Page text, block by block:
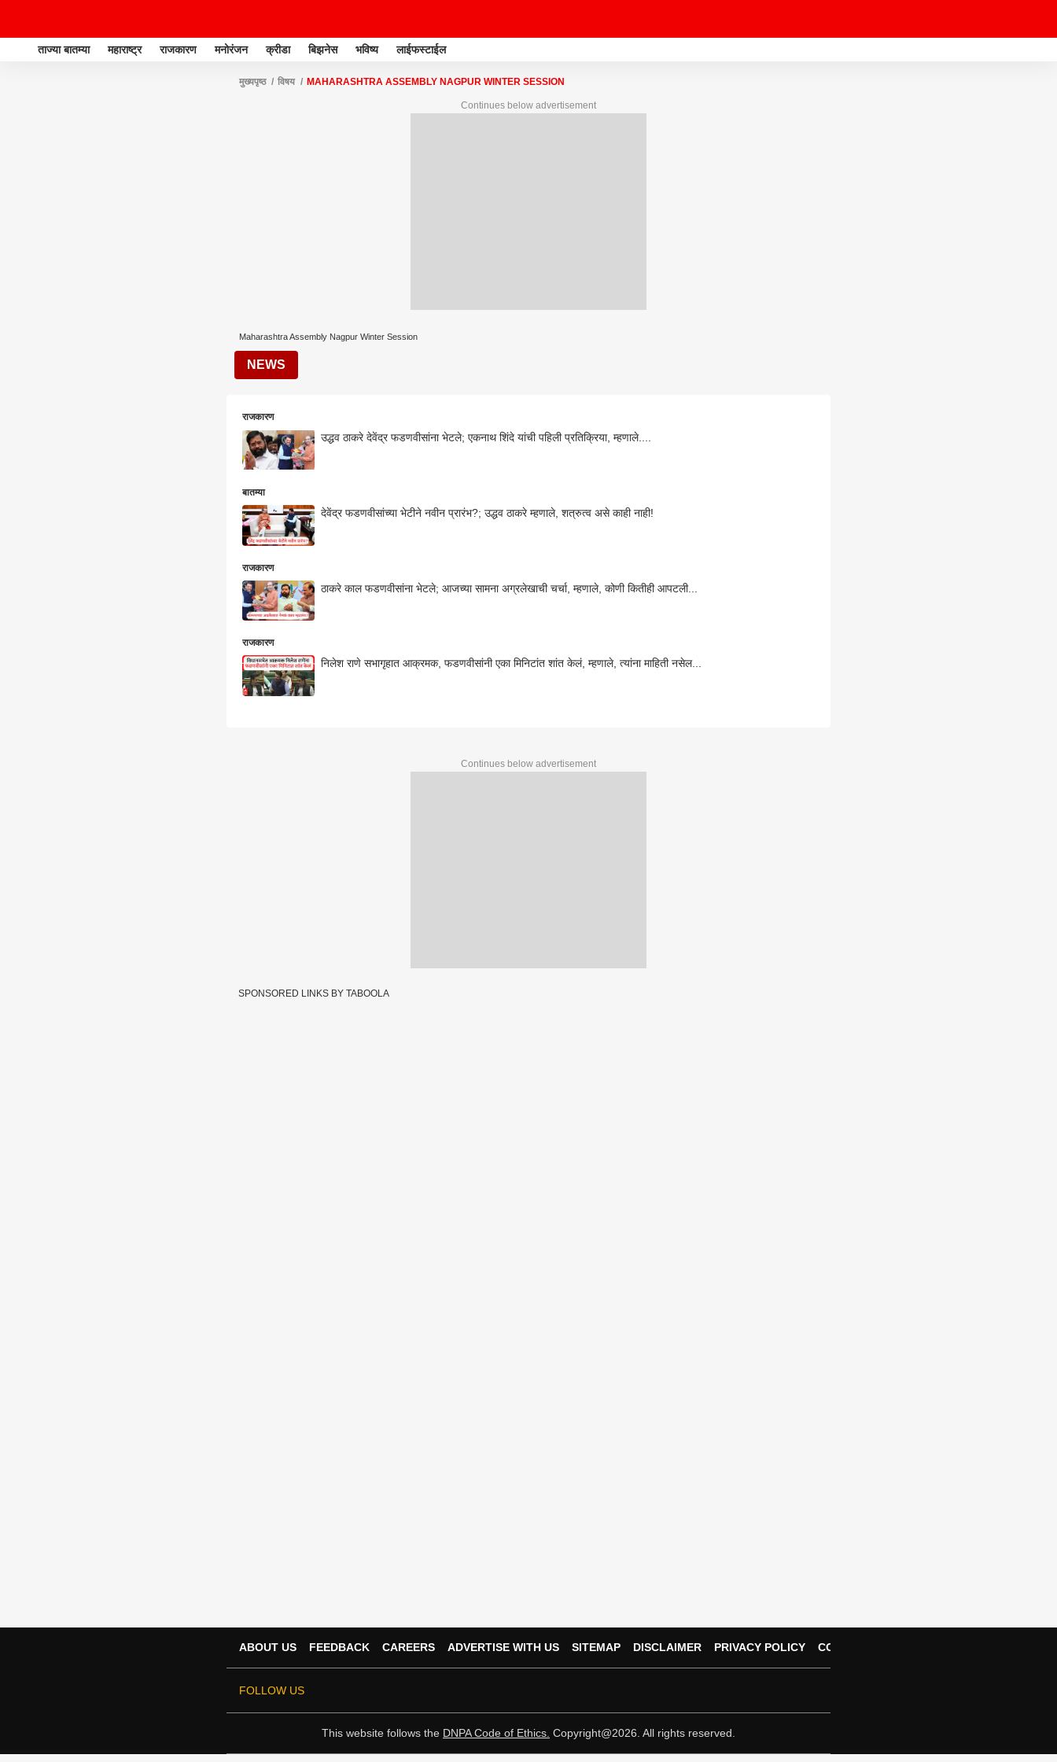
ताज्या बातम्या महाराष्ट्र राजकारण मनोरंजन क्रीडा बिझनेस भविष्य लाईफस्टाईल
मुख्यपृष्ठ विषय MAHARASHTRA ASSEMBLY NAGPUR WINTER SESSION
Continues below advertisement
Maharashtra Assembly Nagpur Winter Session
NEWS
राजकारण
उद्धव ठाकरे देवेंद्र फडणवीसांना भेटले; एकनाथ शिंदे यांची पहिली प्रतिक्रिया, म्हणाले....
बातम्या
देवेंद्र फडणवीसांच्या भेटीने नवीन प्रारंभ?; उद्धव ठाकरे म्हणाले, शत्रुत्व असे काही नाही!
राजकारण
ठाकरे काल फडणवीसांना भेटले; आजच्या सामना अग्रलेखाची चर्चा, म्हणाले, कोणी कितीही आपटली...
राजकारण
निलेश राणे सभागृहात आक्रमक, फडणवीसांनी एका मिनिटांत शांत केलं, म्हणाले, त्यांना माहिती नसेल...
Continues below advertisement
SPONSORED LINKS BY TABOOLA
ABOUT US FEEDBACK CAREERS ADVERTISE WITH US SITEMAP DISCLAIMER PRIVACY POLICY CONTACT US
FOLLOW US
This website follows the DNPA Code of Ethics. Copyright@2026. All rights reserved.